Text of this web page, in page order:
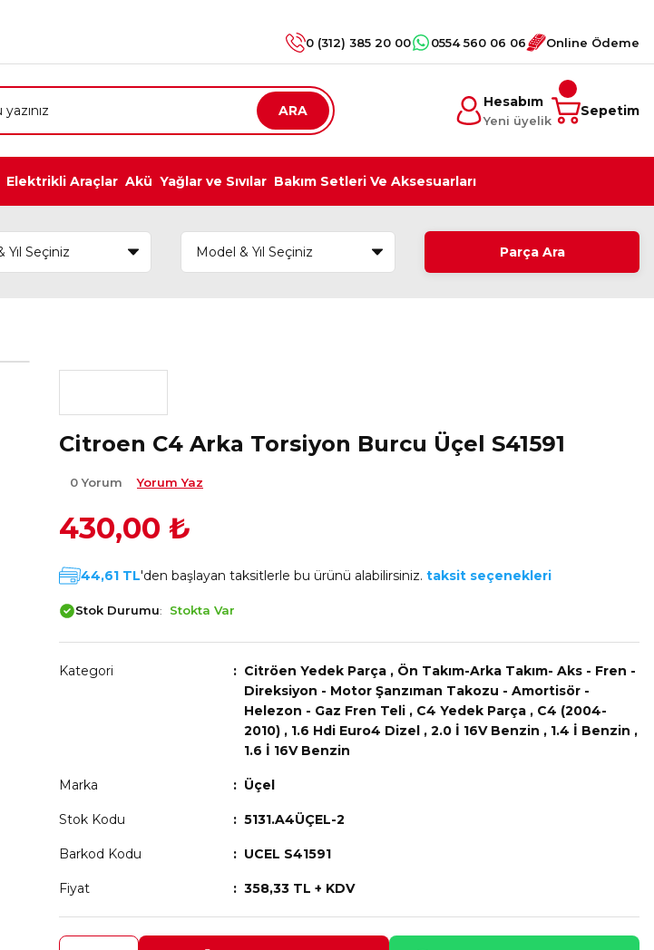
0 (312) 385 20 00 0554 560 06 06 Online Ödeme
ARA
Hesabım
Yeni üyelik
Sepetim
Elektrikli Araçlar Akü Yağlar ve Sıvılar Bakım Setleri Ve Aksesuarları
Parça Ara
Citroen C4 Arka Torsiyon Burcu Üçel S41591
0 Yorum Yorum Yaz
430,00 ₺
44,61 TL'den başlayan taksitlerle bu ürünü alabilirsiniz. taksit seçenekleri
Stok Durumu Stokta Var
Kategori Citröen Yedek Parça , Ön Takım-Arka Takım- Aks - Fren -
Direksiyon - Motor Şanzıman Takozu - Amortisör -
Helezon - Gaz Fren Teli , C4 Yedek Parça , C4 (2004-
2010) , 1.6 Hdi Euro4 Dizel , 2.0 İ 16V Benzin , 1.4 İ Benzin ,
1.6 İ 16V Benzin
Marka Üçel
Stok Kodu 5131.A4ÜÇEL-2
Barkod Kodu UCEL S41591
Fiyat 358,33 TL + KDV